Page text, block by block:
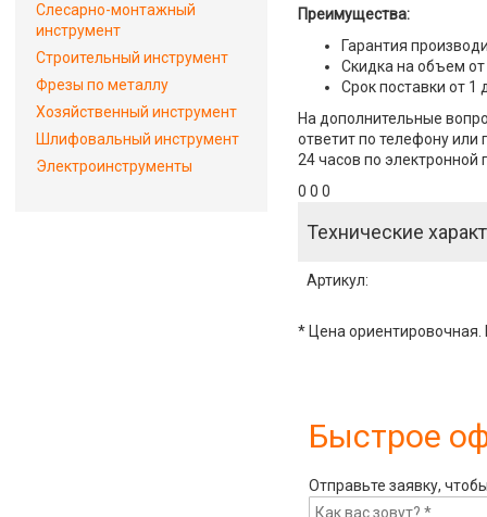
Преимущества:
Гарантия
Скидка на объем от
Срок поставки от 1
На дополнительные
ответит по телефону или
24 часов по электронной
0 0 0
Технические
Артикул:
* Цена ориентировочная.
Быстрое
Отправьте заявку,
Слесарно-монтажный
инструмент
Строительный инструмент
Фрезы по металлу
Хозяйственный инструмент
Шлифовальный инструмент
Электроинструменты